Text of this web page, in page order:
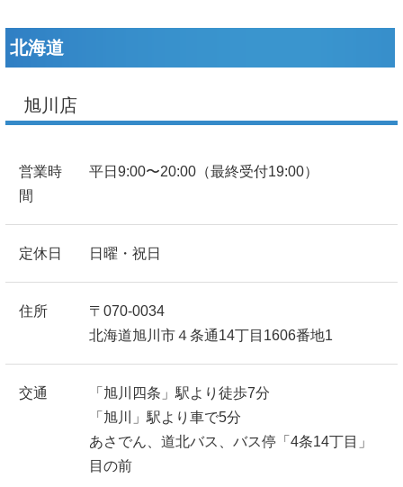
北海道
旭川店
営業時
間
平日9:00〜20:00（最終受付19:00）
定休日 日曜・祝日
住所
〒070-0034
北海道旭川市４条通14丁目1606番地1
交通
「旭川四条」駅より徒歩7分
「旭川」駅より車で5分
あさでん、道北バス、バス停「4条14丁目」
目の前